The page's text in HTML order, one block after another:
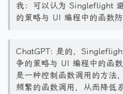
我：可以认为 Singleflight
的策略与 UI 编程中的函数防
ChatGPT: 是的，
争的策略与 UI 编程中的函
是一种控制函数调用的方法
频繁的函数调用，从而降低